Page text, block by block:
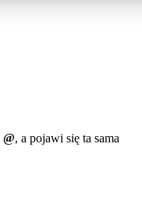
@, a pojawi się ta sama